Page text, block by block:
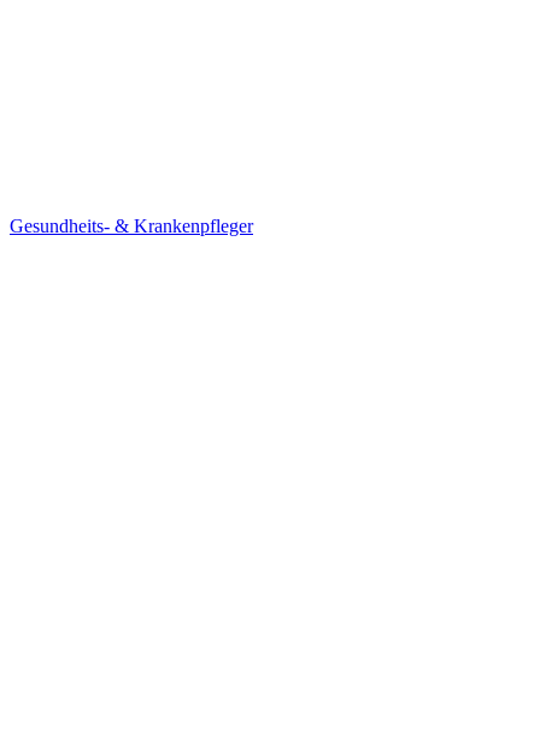
Gesundheits- & Krankenpfleger